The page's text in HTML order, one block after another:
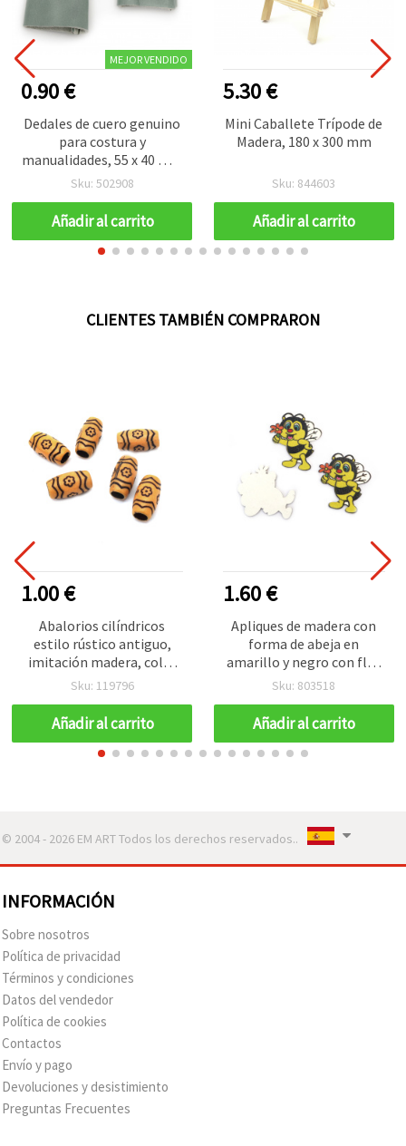
MEJOR VENDIDO
0.90 €
Dedales de cuero genuino
para costura y
manualidades, 55 x 40 mm
y 70 x 35 mm, juego de 2
Sku: 502908
Añadir al carrito
5.30 €
Mini Caballete Trípode de
Madera, 180 x 300 mm
Sku: 844603
Añadir al carrito
CLIENTES TAMBIÉN COMPRARON
1.00 €
Abalorios cilíndricos
estilo rústico antiguo,
imitación madera, color
marrón, 19x10 mm,
(≈60 uds) - Separadores
vintage de aspecto
natural para bisutería y
Sku: 119796
Añadir al carrito
1.60 €
Apliques de madera con
forma de abeja en
amarillo y negro con flor
naranja, 36x41x2 mm -
manualidades y
scrapbooking
Sku: 803518
Añadir al carrito
© 2004 - 2026 EM ART Todos los derechos reservados..
INFORMACIÓN
Sobre nosotros
Política de privacidad
Términos y condiciones
Datos del vendedor
Política de cookies
Contactos
Envío y pago
Devoluciones y desistimiento
Preguntas Frecuentes